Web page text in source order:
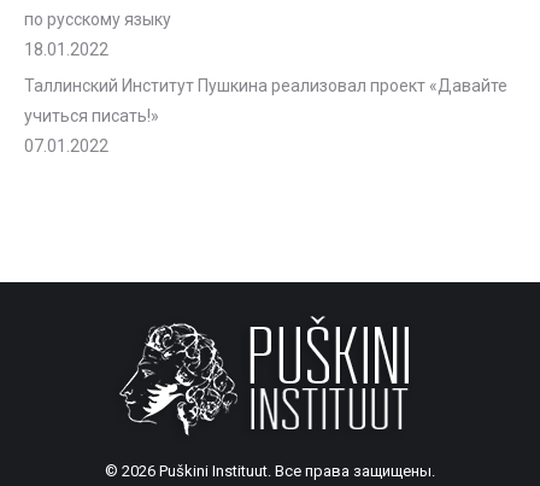
по русскому языку
18.01.2022
Таллинский Институт Пушкина реализовал проект «Давайте
учиться писать!»
07.01.2022
© 2026 Puškini Instituut. Все права защищены.